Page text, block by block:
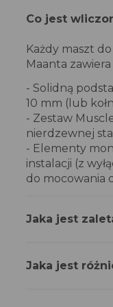
Co jest
Każdy maszt
Maanta
- Solidną
10 mm (lub
- Zestaw
nierdzewnej
- Elementy
instalacji (z
do mocowania
Jaka jest
Jaka jest